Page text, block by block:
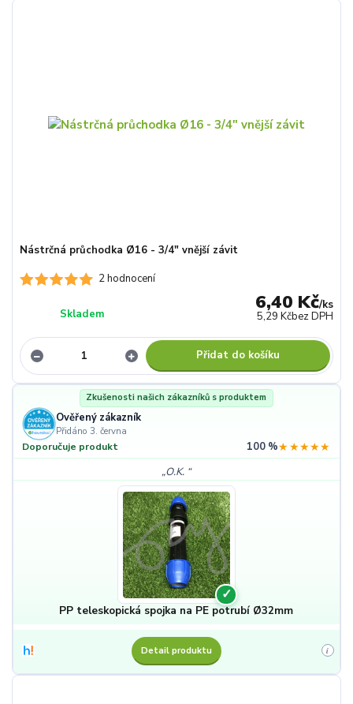
2 hodnocení
Nástrčná průchodka Ø16 - 3/4" vnější závit
6,40 Kč/ks
5,29 Kčbez DPH
Skladem
Přidat do košíku
Zkušenosti našich zákazníků s produktem
Ověřený zákazník
Přidáno 3. června
Doporučuje produkt
100 %★★★★★
O.K.
✓
PP teleskopická spojka na PE potrubí Ø32mm
Detail produktu i